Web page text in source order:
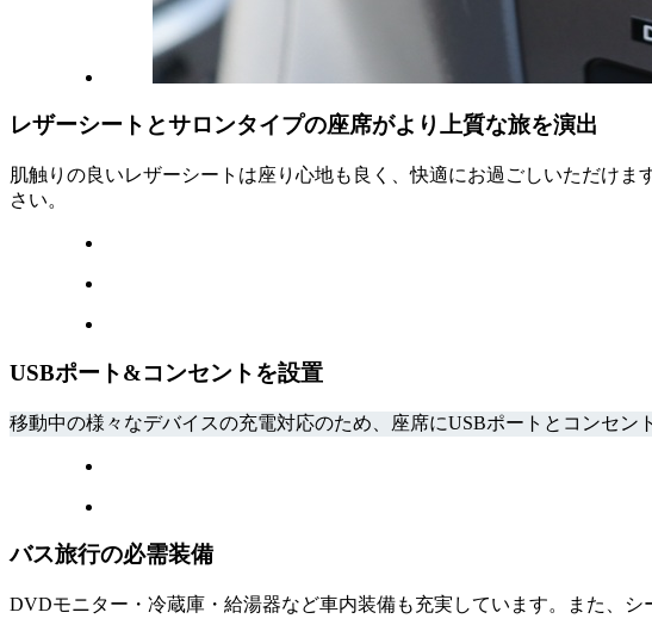
レザーシートとサロンタイプの座席がより上質な旅を演出
肌触りの良いレザーシートは座り心地も良く、快適にお過ごしいただけ
さい。
USBポート&コンセントを設置
移動中の様々なデバイスの充電対応のため、座席にUSBポートとコンセン
バス旅行の必需装備
DVDモニター・冷蔵庫・給湯器など車内装備も充実しています。また、